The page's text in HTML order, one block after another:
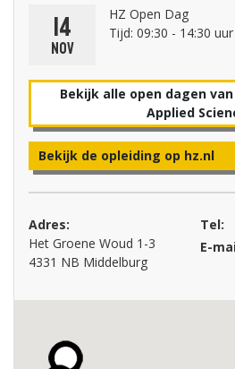
14
nov
HZ Open Dag
Tijd: 09:30 - 14:30 uur
Bekijk alle open dagen
Applied
Bekijk de opleiding op hz.nl
Adres:
Het Groene Woud 1-3
4331 NB Middelburg
Tel:
E-